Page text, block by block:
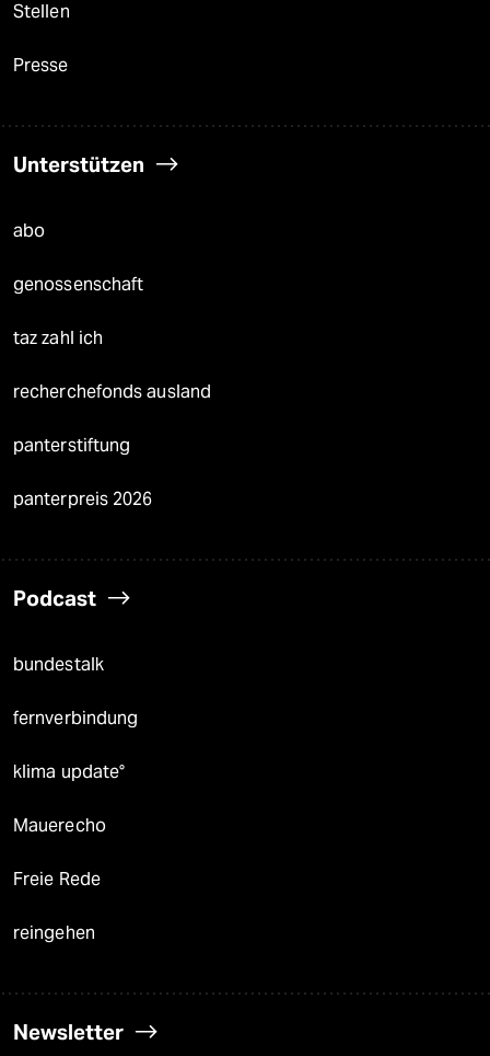
Stellen
Presse
Unterstützen
abo
genossenschaft
taz zahl ich
recherchefonds ausland
panterstiftung
panterpreis 2026
Podcast
bundestalk
fernverbindung
klima update°
Mauerecho
Freie Rede
reingehen
Newsletter